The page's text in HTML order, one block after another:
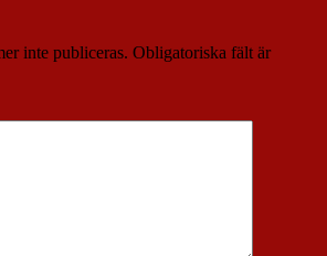
inte publiceras. Obligatoriska fält är